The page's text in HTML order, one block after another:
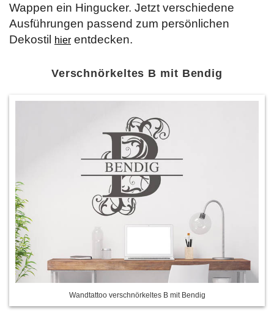
Wappen ein Hingucker. Jetzt verschiedene
Ausführungen passend zum persönlichen
Dekostil hier entdecken.
Verschnörkeltes B mit Bendig
Wandtattoo verschnörkeltes B mit Bendig